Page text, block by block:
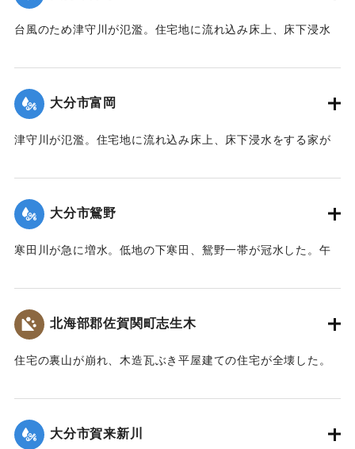
台風のため津守川が氾濫。住宅地に流れ込み床上、床下浸水
｜固有コード:
大分市富岡
津守川が氾濫。住宅地に流れ込み床上、床下浸水をする家が
｜固有コード: 00836025
大分市鴛野
寒田川が急に増水。低地の下寒田、鴛野一帯が冠水した。午
住宅は床上浸水したうえに、急流に洗い流されそうになっ
た。
【出典：大分合同新聞 1974年9月9日夕刊7面】
北海部郡佐賀関町志生木
住宅の裏山が崩れ、木造瓦ぶき平屋建ての住宅が全壊した。
｜固有コード: 00836027
大分市賀来新川